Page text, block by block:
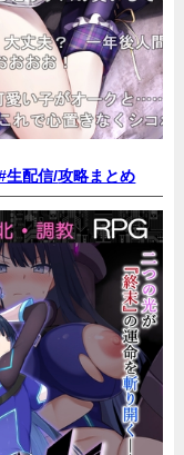
生配信/攻略まとめ